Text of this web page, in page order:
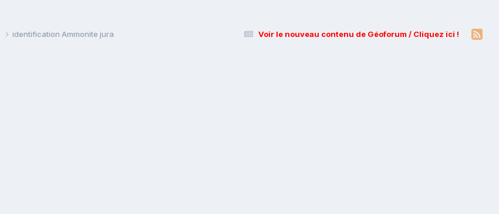
Voir le nouveau contenu de Géoforum / Cliquez ici !
identification Ammonite jura